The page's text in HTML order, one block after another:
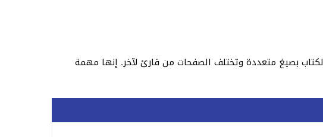
بصيغ متعددة وتختلف الصفحات من قارئ لآخر. إنها مهمة